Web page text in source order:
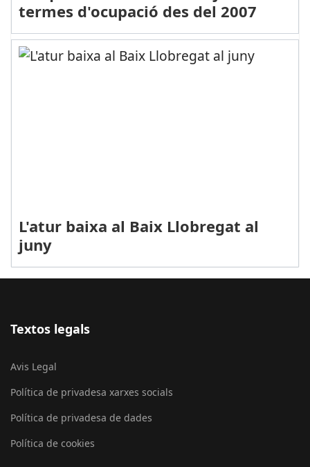
termes d'ocupació des del 2007
L'atur baixa al Baix Llobregat al
juny
Textos legals
Avis Legal
Política de privadesa xarxes socials
Política de privadesa de dades
Política de cookies